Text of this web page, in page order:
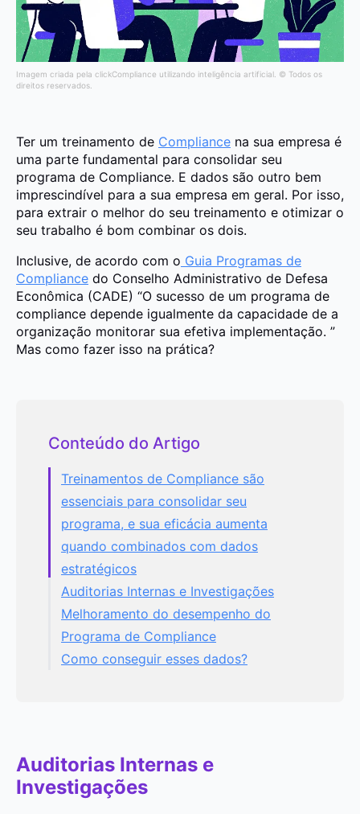
Imagem criada pela clickCompliance utilizando inteligência artificial. © Todos os
direitos reservados.
Ter um treinamento de Compliance na sua empresa é
uma parte fundamental para consolidar seu
programa de Compliance. E dados são outro bem
imprescindível para a sua empresa em geral. Por isso,
para extrair o melhor do seu treinamento e otimizar o
seu trabalho é bom combinar os dois.
Inclusive, de acordo com o Guia Programas de
Compliance do Conselho Administrativo de Defesa
Econômica (CADE) “O sucesso de um programa de
compliance depende igualmente da capacidade de a
organização monitorar sua efetiva implementação. ”
Mas como fazer isso na prática?
Conteúdo do Artigo
Treinamentos de Compliance são
essenciais para consolidar seu
programa, e sua eficácia aumenta
quando combinados com dados
estratégicos
Auditorias Internas e Investigações
Melhoramento do desempenho do
Programa de Compliance
Como conseguir esses dados?
Auditorias Internas e
Investigações